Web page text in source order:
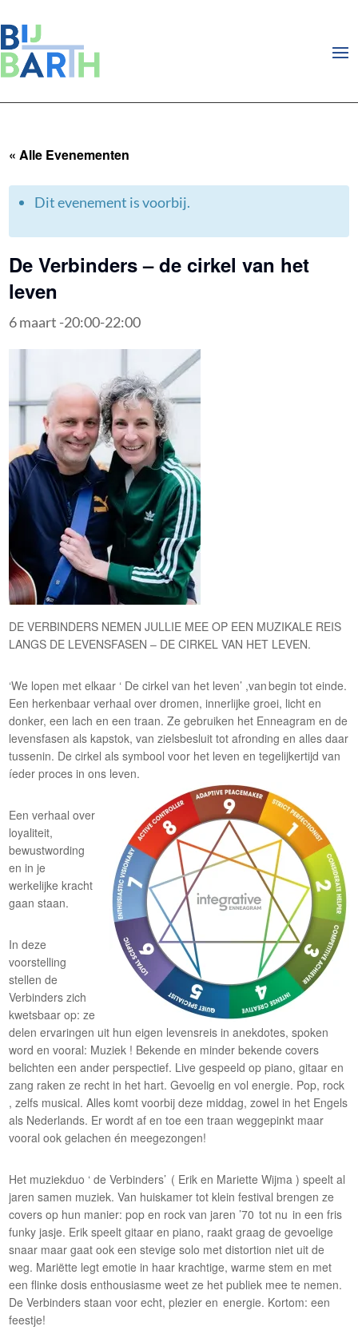
« Alle Evenementen
Dit evenement is voorbij.
De Verbinders – de cirkel van het
leven
6 maart -20:00-22:00
DE VERBINDERS NEMEN JULLIE MEE OP EEN MUZIKALE REIS
LANGS DE LEVENSFASEN – DE CIRKEL VAN HET LEVEN.
‘We lopen met elkaar ‘ De cirkel van het leven’ ,van begin tot einde.
Een herkenbaar verhaal over dromen, innerlijke groei, licht en
donker, een lach en een traan. Ze gebruiken het Enneagram en de
levensfasen als kapstok, van zielsbesluit tot afronding en alles daar
tussenin. De cirkel als symbool voor het leven en tegelijkertijd van
íeder proces in ons leven.
Een verhaal over
loyaliteit,
bewustwording
en in je
werkelijke kracht
gaan staan.
In deze
voorstelling
stellen de
Verbinders zich
kwetsbaar op: ze
delen ervaringen uit hun eigen levensreis in anekdotes, spoken
word en vooral: Muziek ! Bekende en minder bekende covers
belichten een ander perspectief. Live gespeeld op piano, gitaar en
zang raken ze recht in het hart. Gevoelig en vol energie. Pop, rock
, zelfs musical. Alles komt voorbij deze middag, zowel in het Engels
als Nederlands. Er wordt af en toe een traan weggepinkt maar
vooral ook gelachen én meegezongen!
Het muziekduo ‘ de Verbinders’ ( Erik en Mariette Wijma ) speelt al
jaren samen muziek. Van huiskamer tot klein festival brengen ze
covers op hun manier: pop en rock van jaren ’70 tot nu in een fris
funky jasje. Erik speelt gitaar en piano, raakt graag de gevoelige
snaar maar gaat ook een stevige solo met distortion niet uit de
weg. Mariëtte legt emotie in haar krachtige, warme stem en met
een flinke dosis enthousiasme weet ze het publiek mee te nemen.
De Verbinders staan voor echt, plezier en energie. Kortom: een
feestje!